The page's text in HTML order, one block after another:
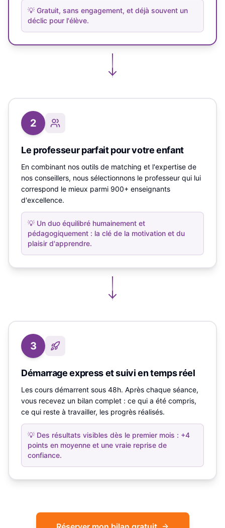
💡 Gratuit, sans engagement, et déjà souvent un
déclic pour l'élève.
2
Le professeur parfait pour votre enfant
En combinant nos outils de matching et l'expertise de
nos conseillers, nous sélectionnons le professeur qui lui
correspond le mieux parmi 900+ enseignants
d'excellence.
💡 Un duo équilibré humainement et
pédagogiquement : la clé de la motivation et du
plaisir d'apprendre.
3
Démarrage express et suivi en temps réel
Les cours démarrent sous 48h. Après chaque séance,
vous recevez un bilan complet : ce qui a été compris,
ce qui reste à travailler, les progrès réalisés.
💡 Des résultats visibles dès le premier mois : +4
points en moyenne et une vraie reprise de
confiance.